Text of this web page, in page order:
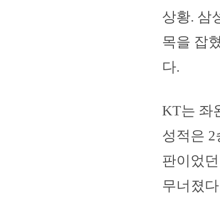
상황. 삼
목을 잡
다.
KT는 좌
성적은 2
판이었
무너졌